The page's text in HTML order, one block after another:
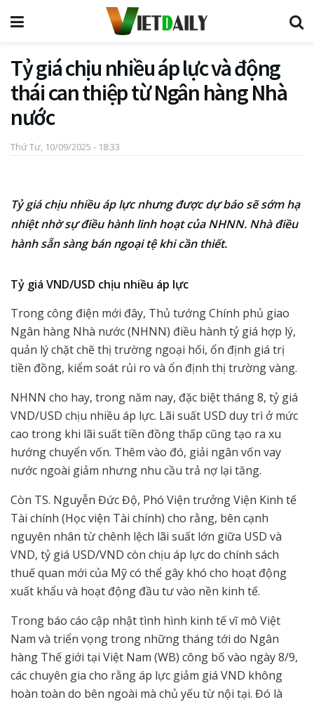
Tỷ giá chịu nhiều áp lực và động
thái can thiệp từ Ngân hàng Nhà
nước
Thứ Tư, 10/09/2025 - 18:33
Tỷ giá chịu nhiều áp lực nhưng được dự báo sẽ sớm hạ
nhiệt nhờ sự điều hành linh hoạt của NHNN. Nhà điều
hành sẵn sàng bán ngoại tệ khi cần thiết.
Tỷ giá VND/USD chịu nhiều áp lực
Trong công điện mới đây, Thủ tướng Chính phủ giao
Ngân hàng Nhà nước (NHNN) điều hành tỷ giá hợp lý,
quản lý chặt chẽ thị trường ngoại hối, ổn định giá trị
tiền đồng, kiểm soát rủi ro và ổn định thị trường vàng.
NHNN cho hay, trong năm nay, đặc biệt tháng 8, tỷ giá
VND/USD chịu nhiều áp lực. Lãi suất USD duy trì ở mức
cao trong khi lãi suất tiền đồng thấp cũng tạo ra xu
hướng chuyển vốn. Thêm vào đó, giải ngân vốn vay
nước ngoài giảm nhưng nhu cầu trả nợ lại tăng.
Còn TS. Nguyễn Đức Độ, Phó Viện trưởng Viện Kinh tế
Tài chính (Học viện Tài chính) cho rằng, bên cạnh
nguyên nhân từ chênh lệch lãi suất lớn giữa USD và
VND, tỷ giá USD/VND còn chịu áp lực do chính sách
thuế quan mới của Mỹ có thể gây khó cho hoạt động
xuất khẩu và hoạt động đầu tư vào nền kinh tế.
Trong báo cáo cập nhật tình hình kinh tế vĩ mô Việt
Nam và triển vọng trong những tháng tới do Ngân
hàng Thế giới tại Việt Nam (WB) công bố vào ngày 8/9,
các chuyên gia cho rằng áp lực giảm giá VND không
hoàn toàn do bên ngoài mà chủ yếu từ nội tại. Đó là